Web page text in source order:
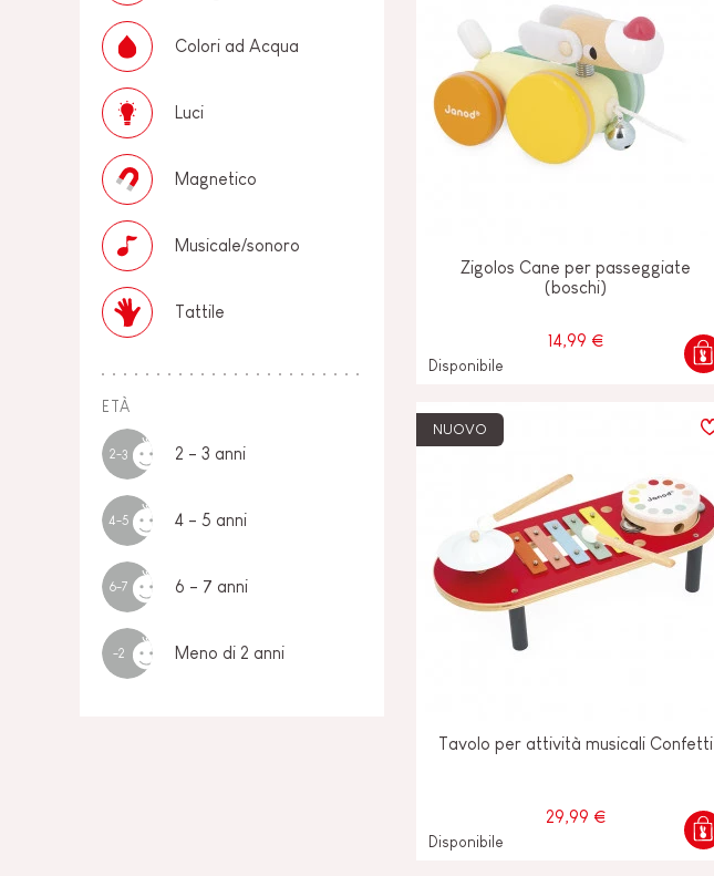
Colori ad Acqua
Luci
Magnetico
Musicale/sonoro
Tattile
ETÀ
2-3 2 - 3 anni
4-5 4 - 5 anni
6-7 6 - 7 anni
-2 Meno di 2 anni
Zigolos Cane per passeggiate
(boschi)
14,99 €
Disponibile
NUOVO
Tavolo per attività musicali Confetti
29,99 €
Disponibile